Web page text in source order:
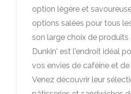
option légère et
options salées pour tous
son large choix de produits
Dunkin' est l'endroit idéal
vos envies de caféine et
Venez découvrir leur